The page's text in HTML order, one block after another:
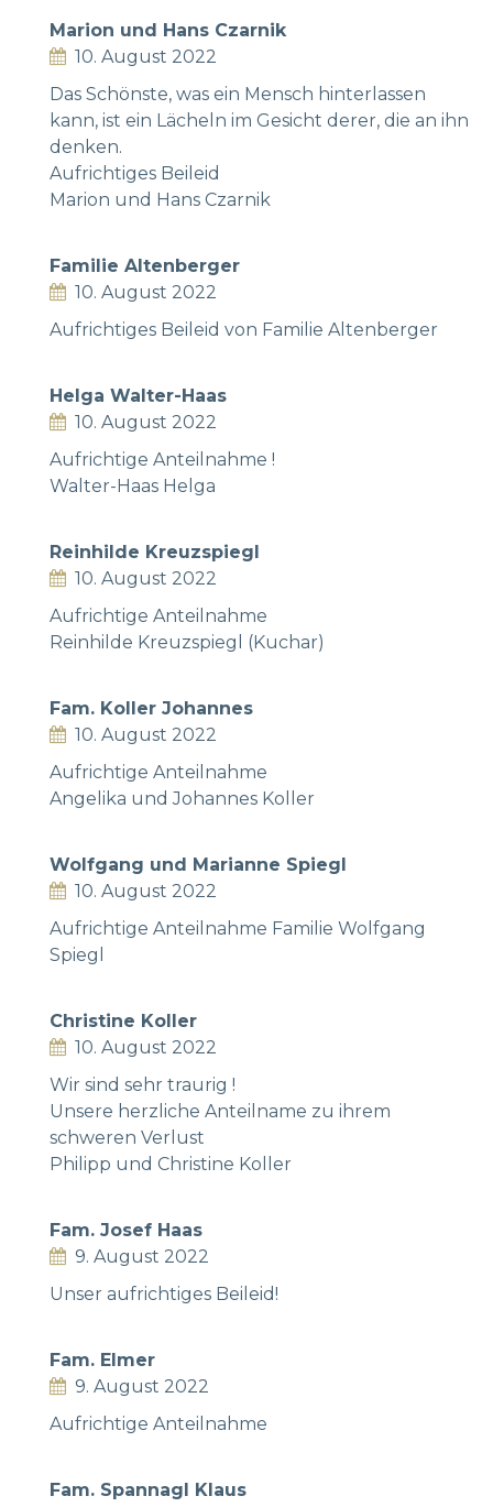
Marion und Hans Czarnik
10. August 2022
Das Schönste, was ein Mensch hinterlassen
kann, ist ein Lächeln im Gesicht derer, die an ihn
denken.
Aufrichtiges Beileid
Marion und Hans Czarnik
Familie Altenberger
10. August 2022
Aufrichtiges Beileid von Familie Altenberger
Helga Walter-Haas
10. August 2022
Aufrichtige Anteilnahme !
Walter-Haas Helga
Reinhilde Kreuzspiegl
10. August 2022
Aufrichtige Anteilnahme
Reinhilde Kreuzspiegl (Kuchar)
Fam. Koller Johannes
10. August 2022
Aufrichtige Anteilnahme
Angelika und Johannes Koller
Wolfgang und Marianne Spiegl
10. August 2022
Aufrichtige Anteilnahme Familie Wolfgang
Spiegl
Christine Koller
10. August 2022
Wir sind sehr traurig !
Unsere herzliche Anteilname zu ihrem
schweren Verlust
Philipp und Christine Koller
Fam. Josef Haas
9. August 2022
Unser aufrichtiges Beileid!
Fam. Elmer
9. August 2022
Aufrichtige Anteilnahme
Fam. Spannagl Klaus